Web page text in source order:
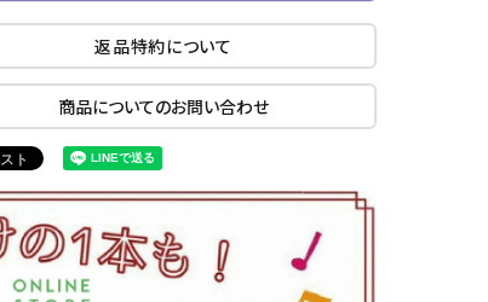
返品特約について
商品についてのお問い合わせ